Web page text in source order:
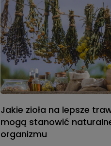
Jakie zioła na lepsze
mogą stanowić
organizmu